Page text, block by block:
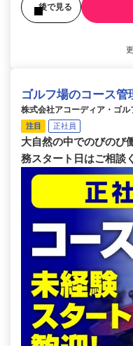
後で見る
ゴルフ場のコース管
株式会社アコーディア・ゴ
注目 正社員
大自然の中でのびのび
務スタート日はご相談